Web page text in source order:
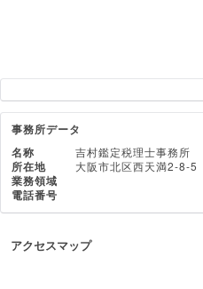
事務所データ
名称
吉村鑑定税理士事務所
所在地 大阪市北区西天満2-8-
業務領域
電話番号
アクセスマップ